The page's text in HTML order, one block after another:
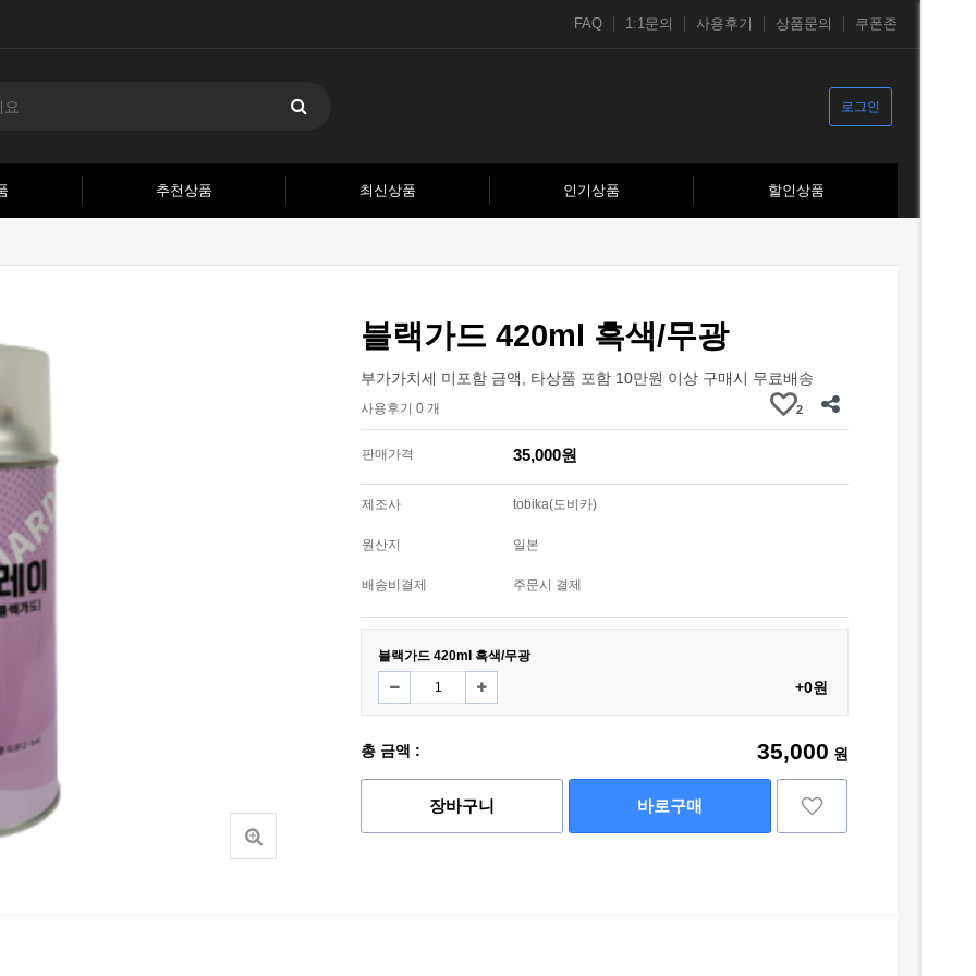
FAQ 1:1문의 사용후기 상품문의 쿠폰존
로그인
추천상품 최신상품 인기상품 할인상품
블랙가드 420ml 흑색/무광
부가가치세 미포함 금액, 타상품 포함 10만원 이상 구매시 무료배송
사용후기 0 개 2
판매가격 35,000원
제조사 tobika(도비카)
원산지 일본
배송비결제 주문시 결제
블랙가드 420ml 흑색/무광
+0원
총 금액 : 35,000 원
장바구니 바로구매